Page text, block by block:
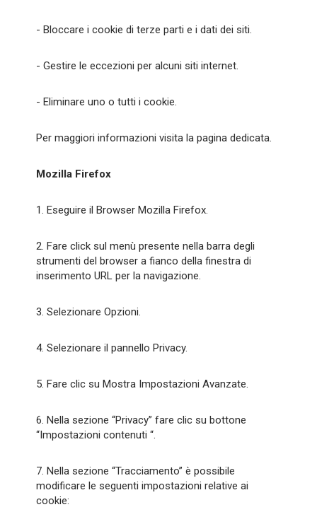
- Bloccare i cookie di terze parti e i dati dei siti.
- Gestire le eccezioni per alcuni siti internet.
- Eliminare uno o tutti i cookie.
Per maggiori informazioni visita la pagina dedicata.
Mozilla Firefox
1. Eseguire il Browser Mozilla Firefox.
2. Fare click sul menù presente nella barra degli
strumenti del browser a fianco della finestra di
inserimento URL per la navigazione.
3. Selezionare Opzioni.
4. Selezionare il pannello Privacy.
5. Fare clic su Mostra Impostazioni Avanzate.
6. Nella sezione “Privacy” fare clic su bottone
“Impostazioni contenuti “.
7. Nella sezione “Tracciamento” è possibile
modificare le seguenti impostazioni relative ai
cookie: